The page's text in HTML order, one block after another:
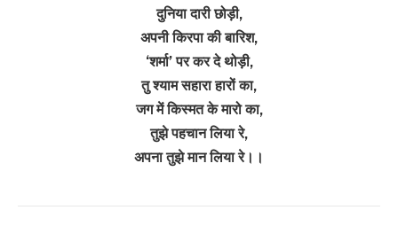
दुनिया दारी छोड़ी,
अपनी किरपा की बारिश,
‘शर्मा’ पर कर दे थोड़ी,
तु श्याम सहारा हारों का,
जग में किस्मत के मारो का,
तुझे पहचान लिया रे,
अपना तुझे मान लिया रे।।